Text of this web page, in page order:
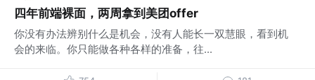
四年前端裸面，两周拿到美团offer
你没有办法辨别什么是机会，没有人能长一双慧眼，看到机
会的来临。你只能做各种各样的准备，往...